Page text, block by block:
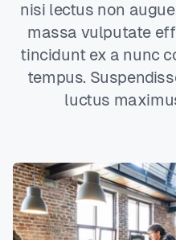
nisi lectus non
massa vulputate
tincidunt ex a nunc
tempus.
luctus